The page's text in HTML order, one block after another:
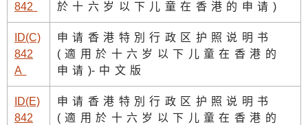
842
於十六岁以下儿童在香港的申请)
ID(C)
842
A
申请香港特別行政区护照说明书
(適用於十六岁以下儿童在香港的
申请 )-中文版
ID(E)
842
申请香港特別行政区护照说明书
(適用於十六岁以下儿童在香港的